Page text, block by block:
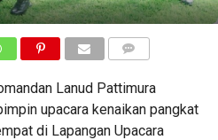
Lanud Pattimura
upacara kenaikan pangkat
di Lapangan Upacara